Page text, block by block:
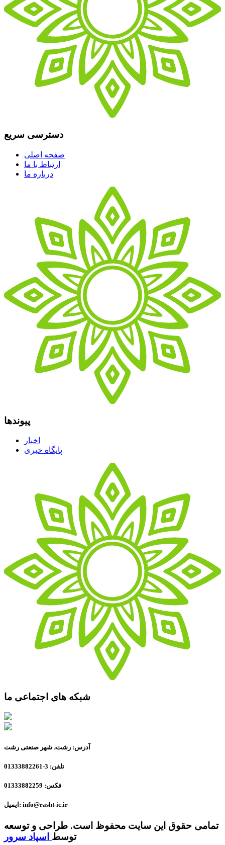
دسترسی سریع
صفحه اصلی
ارتباط با ما
درباره ما
پیوندها
اخبار
پایگاه خبری
شبکه های اجتماعی ما
آدرس: رشت، شهر صنعتی رشت
تلفن: 3-01333882261
فکس: 01333882259
ایمیل: info@rasht-ic.ir
تمامی حقوق این سایت محفوظ است. طراحی و توسعه
توسط اسپاد سرور